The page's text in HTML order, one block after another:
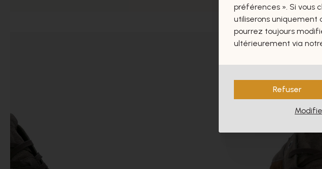
préférences ». Si vous
utiliserons uniquement
pourrez toujours
ultérieurement via
Refuser